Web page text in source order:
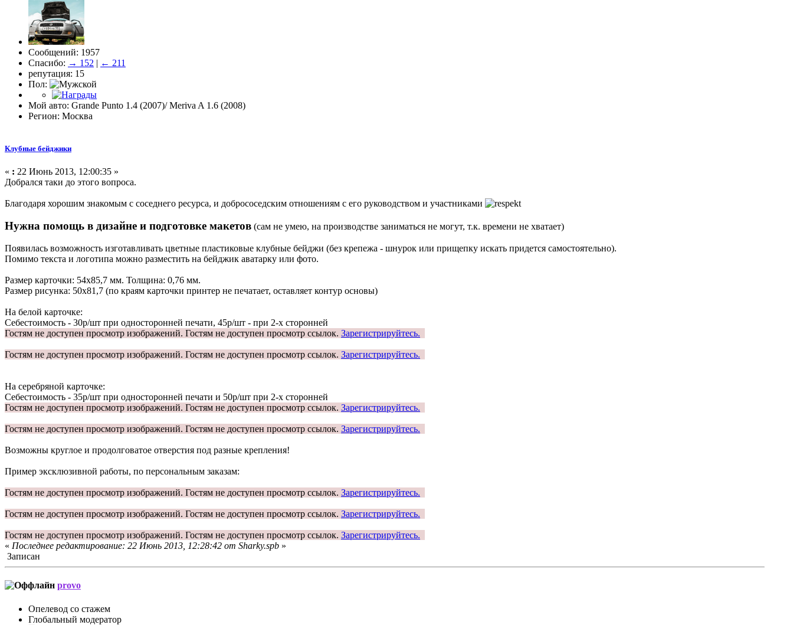
Сообщений: 1957
Спасибо: → 152 | ← 211
репутация: 15
Пол:
Мой авто: Grande Punto 1.4 (2007)/ Meriva A 1.6 (2008)
Регион: Москва
Клубные бейджики
« : 22 Июнь 2013, 12:00:35 »
Добрался таки до этого вопроса.
Благодаря хорошим знакомым с соседнего ресурса, и добрососедским отношениям с его руководством и участниками
Нужна помощь в дизайне и подготовке макетов (сам не умею, на производстве заниматься не могут, т.к. времени не хватает)
Появилась возможность изготавливать цветные пластиковые клубные бейджи (без крепежа - шнурок или прищепку искать придется самостоятельно).
Помимо текста и логотипа можно разместить на бейджик аватарку или фото.
Размер карточки: 54х85,7 мм. Толщина: 0,76 мм.
Размер рисунка: 50х81,7 (по краям карточки принтер не печатает, оставляет контур основы)
На белой карточке:
Себестоимость - 30р/шт при односторонней печати, 45р/шт - при 2-х сторонней
Гостям не доступен просмотр изображений. Гостям не доступен просмотр ссылок. Зарегистрируйтесь.
Гостям не доступен просмотр изображений. Гостям не доступен просмотр ссылок. Зарегистрируйтесь.
На серебряной карточке:
Себестоимость - 35р/шт при односторонней печати и 50р/шт при 2-х сторонней
Гостям не доступен просмотр изображений. Гостям не доступен просмотр ссылок. Зарегистрируйтесь.
Гостям не доступен просмотр изображений. Гостям не доступен просмотр ссылок. Зарегистрируйтесь.
Возможны круглое и продолговатое отверстия под разные крепления!
Пример эксклюзивной работы, по персональным заказам:
Гостям не доступен просмотр изображений. Гостям не доступен просмотр ссылок. Зарегистрируйтесь.
Гостям не доступен просмотр изображений. Гостям не доступен просмотр ссылок. Зарегистрируйтесь.
Гостям не доступен просмотр изображений. Гостям не доступен просмотр ссылок. Зарегистрируйтесь.
« Последнее редактирование: 22 Июнь 2013, 12:28:42 от Sharky.spb »
Записан
provo
Опелевод со стажем
Глобальный модератор